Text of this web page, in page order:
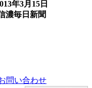
年3月15日
濃毎日新聞
問い合わせ